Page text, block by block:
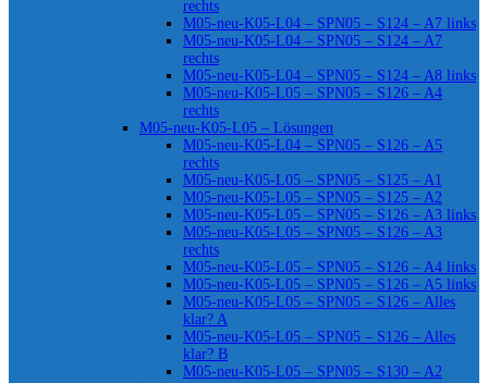
rechts
M05-neu-K05-L04 – SPN05 – S124 – A7 links
M05-neu-K05-L04 – SPN05 – S124 – A7
rechts
M05-neu-K05-L04 – SPN05 – S124 – A8 links
M05-neu-K05-L05 – SPN05 – S126 – A4
rechts
M05-neu-K05-L05 – Lösungen
M05-neu-K05-L04 – SPN05 – S126 – A5
rechts
M05-neu-K05-L05 – SPN05 – S125 – A1
M05-neu-K05-L05 – SPN05 – S125 – A2
M05-neu-K05-L05 – SPN05 – S126 – A3 links
M05-neu-K05-L05 – SPN05 – S126 – A3
rechts
M05-neu-K05-L05 – SPN05 – S126 – A4 links
M05-neu-K05-L05 – SPN05 – S126 – A5 links
M05-neu-K05-L05 – SPN05 – S126 – Alles
klar? A
M05-neu-K05-L05 – SPN05 – S126 – Alles
klar? B
M05-neu-K05-L05 – SPN05 – S130 – A2